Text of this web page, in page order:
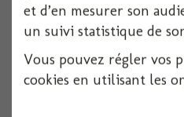
et d’en mesurer son
un suivi statistique de
Vous pouvez régler vos
cookies en utilisant les